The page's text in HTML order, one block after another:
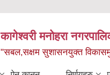
कागेश्वरी मनोहरा
"सबल,सक्षम सुशासनयुक्त